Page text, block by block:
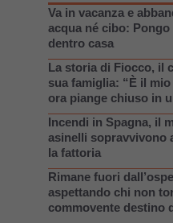
Va in vacanza e
acqua né cibo:
dentro casa
La storia di Fiocco, il
sua famiglia: “È il
ora piange chiuso in
Incendi in Spagna, il
asinelli sopravvivono
la fattoria
Rimane fuori
aspettando chi non
commovente destino